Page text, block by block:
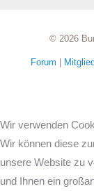
© 2026
Forum |
Wir verwenden
Wir können diese
unsere Website zu
und Ihnen ein